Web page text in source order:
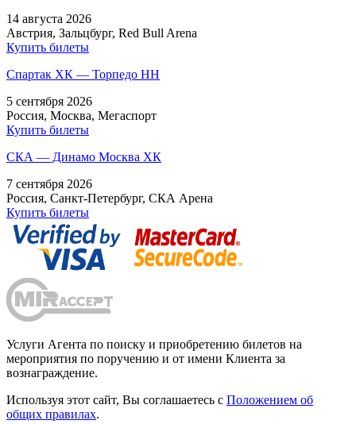
14 августа 2026
Австрия, Зальцбург, Red Bull Arena
Купить билеты
Спартак ХК — Торпедо НН
5 сентября 2026
Россия, Москва, Мегаспорт
Купить билеты
СКА — Динамо Москва ХК
7 сентября 2026
Россия, Санкт-Петербург, СКА Арена
Купить билеты
Услуги Агента по поиску и приобретению билетов на
мероприятия по поручению и от имени Клиента за
вознаграждение.
Используя этот сайт, Вы соглашаетесь с Положением об
общих правилах.